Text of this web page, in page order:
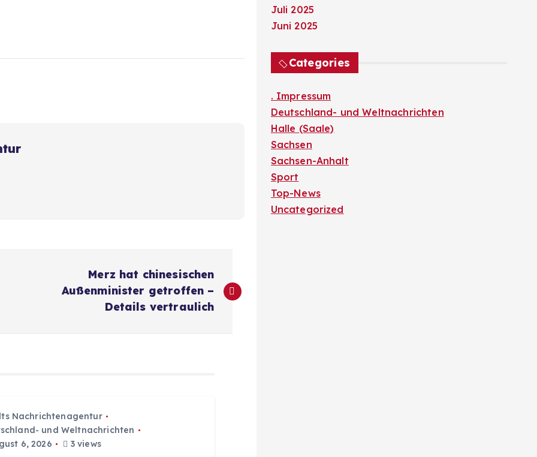
Merz hat chinesischen
Außenminister getroffen –
Details vertraulich
Nachrichtenagentur
und Weltnachrichten
6, 2026
3 views
Juli 2025
Juni 2025
Categories
. Impressum
Deutschland- und Weltnachrichten
Halle (Saale)
Sachsen
Sachsen-Anhalt
Sport
Top-News
Uncategorized